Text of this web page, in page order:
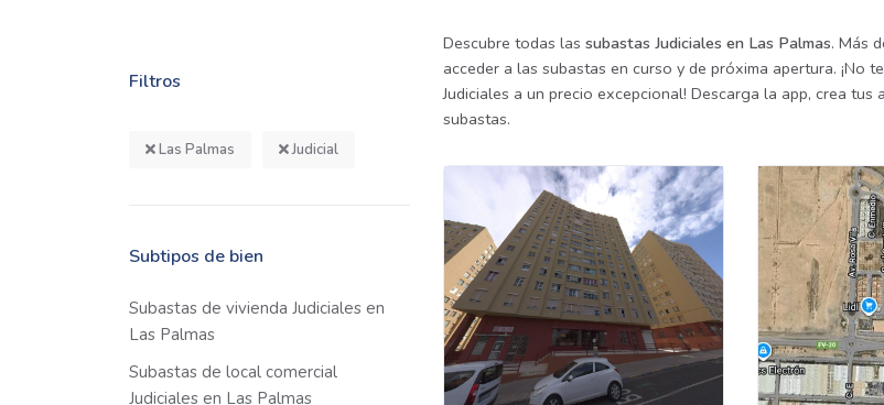
Filtros
Las Palmas Judicial
Subtipos de bien
Subastas de vivienda Judiciales en
Las Palmas
Subastas de local comercial
Judiciales en Las Palmas
Descubre todas las subastas Judiciales en Las Palmas. Más
acceder a las subastas en curso y de próxima apertura.
Judiciales a un precio excepcional! Descarga la app, crea
subastas.